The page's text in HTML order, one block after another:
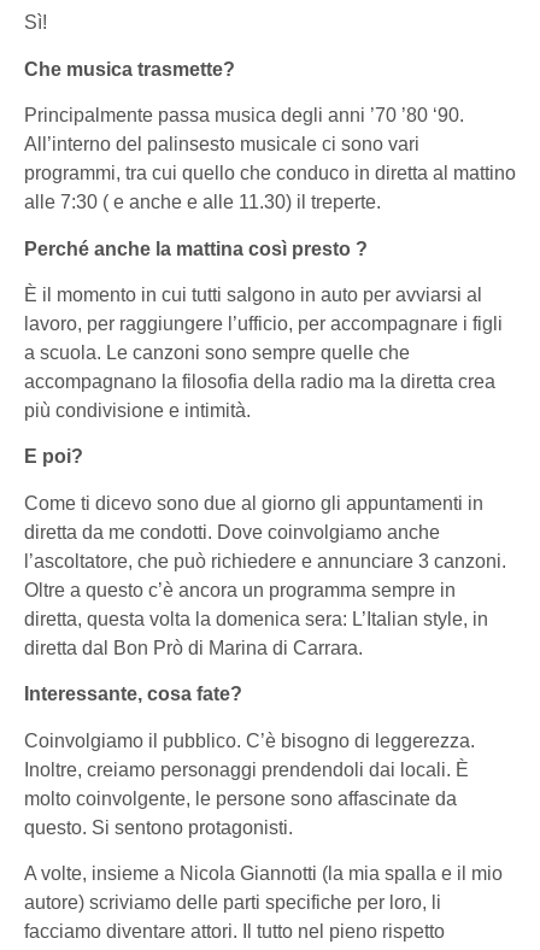
Sì!
Che musica trasmette?
Principalmente passa musica degli anni ’70 ’80 ‘90.
All’interno del palinsesto musicale ci sono vari
programmi, tra cui quello che conduco in diretta al mattino
alle 7:30 ( e anche e alle 11.30) il treperte.
Perché anche la mattina così presto ?
È il momento in cui tutti salgono in auto per avviarsi al
lavoro, per raggiungere l’ufficio, per accompagnare i figli
a scuola. Le canzoni sono sempre quelle che
accompagnano la filosofia della radio ma la diretta crea
più condivisione e intimità.
E poi?
Come ti dicevo sono due al giorno gli appuntamenti in
diretta da me condotti. Dove coinvolgiamo anche
l’ascoltatore, che può richiedere e annunciare 3 canzoni.
Oltre a questo c’è ancora un programma sempre in
diretta, questa volta la domenica sera: L’Italian style, in
diretta dal Bon Prò di Marina di Carrara.
Interessante, cosa fate?
Coinvolgiamo il pubblico. C’è bisogno di leggerezza.
Inoltre, creiamo personaggi prendendoli dai locali. È
molto coinvolgente, le persone sono affascinate da
questo. Si sentono protagonisti.
A volte, insieme a Nicola Giannotti (la mia spalla e il mio
autore) scriviamo delle parti specifiche per loro, li
facciamo diventare attori. Il tutto nel pieno rispetto